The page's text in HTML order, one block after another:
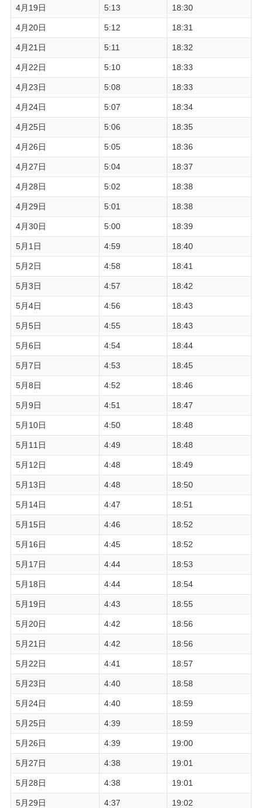
4月19日 5:13 18:30
4月20日 5:12 18:31
4月21日 5:11 18:32
4月22日 5:10 18:33
4月23日 5:08 18:33
4月24日 5:07 18:34
4月25日 5:06 18:35
4月26日 5:05 18:36
4月27日 5:04 18:37
4月28日 5:02 18:38
4月29日 5:01 18:38
4月30日 5:00 18:39
5月1日 4:59 18:40
5月2日 4:58 18:41
5月3日 4:57 18:42
5月4日 4:56 18:43
5月5日 4:55 18:43
5月6日 4:54 18:44
5月7日 4:53 18:45
5月8日 4:52 18:46
5月9日 4:51 18:47
5月10日 4:50 18:48
5月11日 4:49 18:48
5月12日 4:48 18:49
5月13日 4:48 18:50
5月14日 4:47 18:51
5月15日 4:46 18:52
5月16日 4:45 18:52
5月17日 4:44 18:53
5月18日 4:44 18:54
5月19日 4:43 18:55
5月20日 4:42 18:56
5月21日 4:42 18:56
5月22日 4:41 18:57
5月23日 4:40 18:58
5月24日 4:40 18:59
5月25日 4:39 18:59
5月26日 4:39 19:00
5月27日 4:38 19:01
5月28日 4:38 19:01
5月29日 4:37 19:02